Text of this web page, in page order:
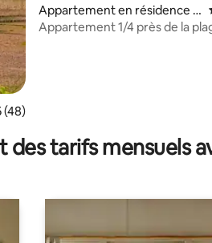
: 5 sur 5
moyenne sur la base de 48
(48)
Appartement en résidence ⋅
Barra dos Coqueiros
Appartement 1/4 près de la
des tarifs mensuels